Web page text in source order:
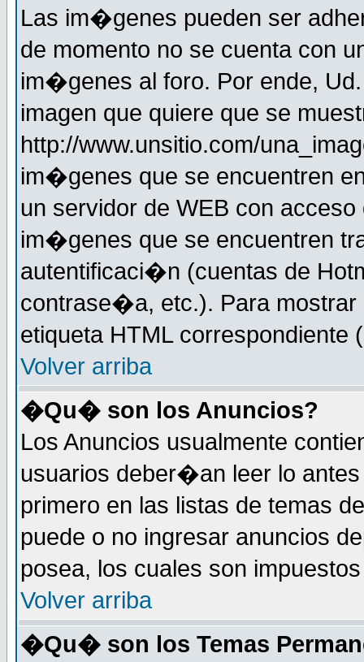
Las im�genes pueden ser
de momento no se cuenta con
im�genes al foro. Por ende,
imagen que quiere que se
http://www.unsitio.com/
im�genes que se encuentren
un servidor de WEB con
im�genes que se encuentren
autentificaci�n (cuentas de
contrase�a, etc.). Para mostrar
etiqueta HTML correspondiente
Volver arriba
�Qu� son los Anuncios?
Los Anuncios usualmente
usuarios deber�an leer lo
primero en las listas de temas
puede o no ingresar anuncios
posea, los cuales son
Volver arriba
�Qu� son los Temas